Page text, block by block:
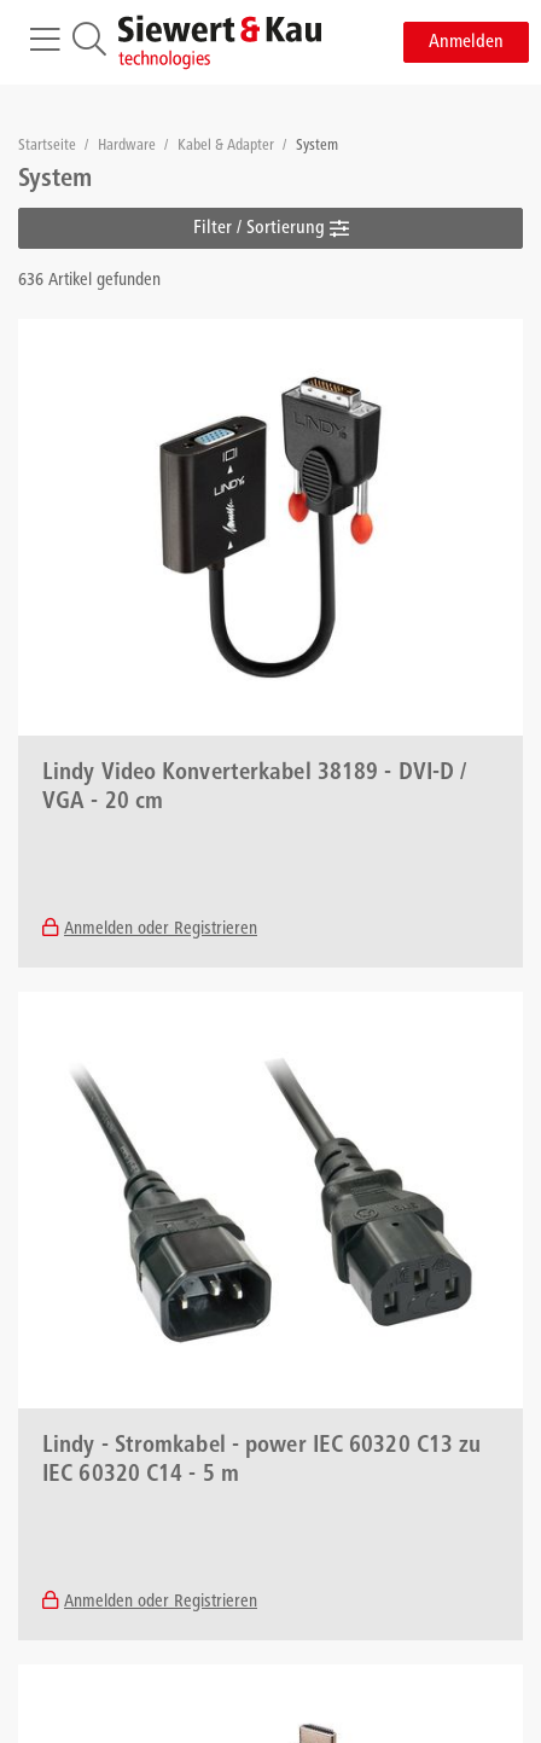
Anmelden
Startseite / Hardware / Kabel & Adapter / System
System
Filter / Sortierung
636 Artikel gefunden
Lindy Video Konverterkabel 38189 - DVI-D /
VGA - 20 cm
Anmelden oder Registrieren
Lindy - Stromkabel - power IEC 60320 C13 zu
IEC 60320 C14 - 5 m
Anmelden oder Registrieren